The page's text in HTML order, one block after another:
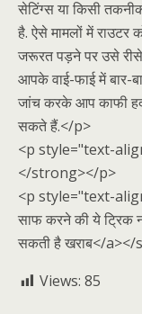
सेटिंग्स या किसी
है. ऐसे मामलों में राउटर
जरूरत पड़ने पर उसे
आपके वाई-फाई में बार-
जांच करके आप काफी
सकते हैं.</p>
<p style="text-
</strong></p>
<p style="text-
साफ करने की ये ट्रिक
सकती है खराब</
Views: 85